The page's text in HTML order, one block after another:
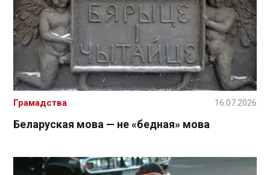
Беларуская мова — не «бедная» мова
Грамадства 16.07.2026